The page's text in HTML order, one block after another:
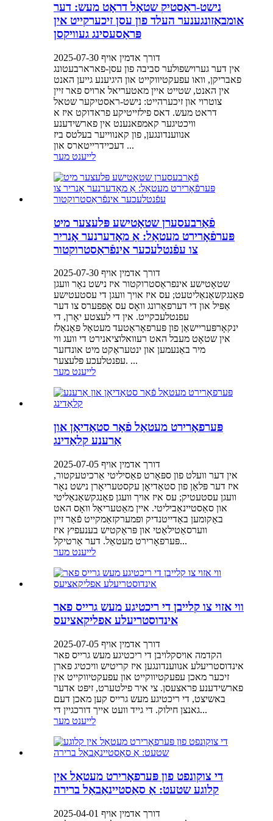
נישט-ראַסטיק שטאָל דראָט מעש: דער
אומבאַזונגענער העלד פון עסן זיכערקייט אין
פּראַסעסינג געוויקסן
דורך אדמין אויף 2025-07-30
אין דער גערוישפולער סביבה פון עסן-פארארבעטונג
פאבריקן, וואו עפעקטיווקייט און היגיענע גייען האנט
אין האנט, שטייט איין מאטעריאל ארויס פאר זיין
צוטרוי און זיכערהייט: נישט-ראסטיקער שטאל
דראט מעש. דאס פילזייטיקע פראדוקט איז א
וויכטיגער קאמפאנענט אין פארשידענע
אנווענדונגען, פון קאנווייער בעלטס ביז
דעכיידרייטארס און ...
לייענט מער
פֿאַרבעסערן שטאָטישע פּלעצער מיט
פּערפֿאָרירט מעטאַל: אַ מאָדערנער אָנריר
צו עפֿנטלעכער אינפֿראַסטרוקטור
דורך אדמין אויף 2025-07-30
שטאָטישע אינפראַסטרוקטור איז נישט נאָר וועגן
פאַנגקשאַנאַליטעט; עס איז אויך וועגן די עסטעטישע
אַפּיל און די דערפאַרונג וואָס עס אָפפערס צו דער
עפנטלעכקייט. אין די לעצטע יאָרן, די
ינקאָרפּעריישאַן פון פּערפאָראַטעד מעטאַל פּאַנאַלז
אין שטאָט מעבל האט רעוואלוציאנירט די וועג ווי
מיר באַנעמען און ינטעראַקט מיט אונדזער
עפנטלעכע פּלעצער. ...
לייענט מער
פּערפאָרירט מעטאַל פֿאַר סטאַדיאָן און
אַרענע קלאַדינג
דורך אדמין אויף 2025-07-05
אין דער וועלט פון ספּאָרט פאַסיליטי אַרכיטעקטור,
איז דער פּלאַן פון סטאַדיאָן עקסטעריאָרן נישט נאָר
וועגן עסטעטיק; עס איז אויך וועגן פאַנגקשאַנאַליטי
און סאַסטיינאַביליטי. איין מאַטעריאַל וואָס האט
באַקומען באַדייטנדיק ופמערקזאַמקייט פֿאַר זיין
ווערסאַטילאַטי און פּראַקטיש בענעפיץ איז
פּערפאָרירט מעטאַל. דער אַרטיקל...
לייענט מער
ווי אזוי צו קלייבן די ריכטיגע מעש גרייס פאר
אינדוסטריעלע אפליקאציעס
דורך אדמין אויף 2025-07-05
הקדמה אויסקלויבן די ריכטיגע מעש גרייס פאר
אינדוסטריעלע אנווענדונגען איז קריטיש וויכטיג פארן
זיכער מאכן עפעקטיווקייט און עפעקטיווקייט אין
פארשידענע פראצעסן. צי איר פילטערט, זיפּט אדער
באשיצט, די ריכטיגע מעש גרייס קען מאכן דעם
גאנצן חילוק. די גייד וועט אייך דורכגיין די...
לייענט מער
די צוקונפט פון פּערפאָרירט מעטאַל אין
קלוגע שטעט: אַ סאַסטיינאַבאַל ברירה
דורך אדמין אויף 2025-04-01